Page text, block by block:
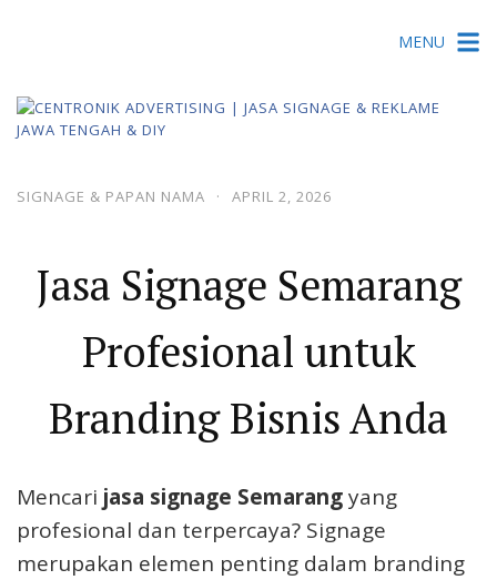
MENU
SIGNAGE & PAPAN NAMA · APRIL 2, 2026
Jasa Signage Semarang
Profesional untuk
Branding Bisnis Anda
Mencari jasa signage Semarangyang
profesional dan terpercaya? Signage
merupakan elemen penting dalam branding